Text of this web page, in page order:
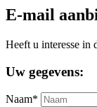
E-mail
Heeft u interesse in
Uw gegevens:
Naam*